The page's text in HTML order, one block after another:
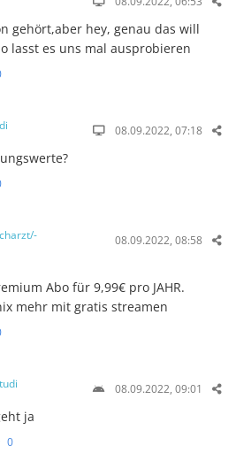
gehört,aber hey, genau das will
lasst es uns mal ausprobieren
08.09.2022, 07:18
08.09.2022, 08:58
Abo für 9,99€ pro JAHR.
mehr mit gratis streamen
08.09.2022, 09:01
ja
0